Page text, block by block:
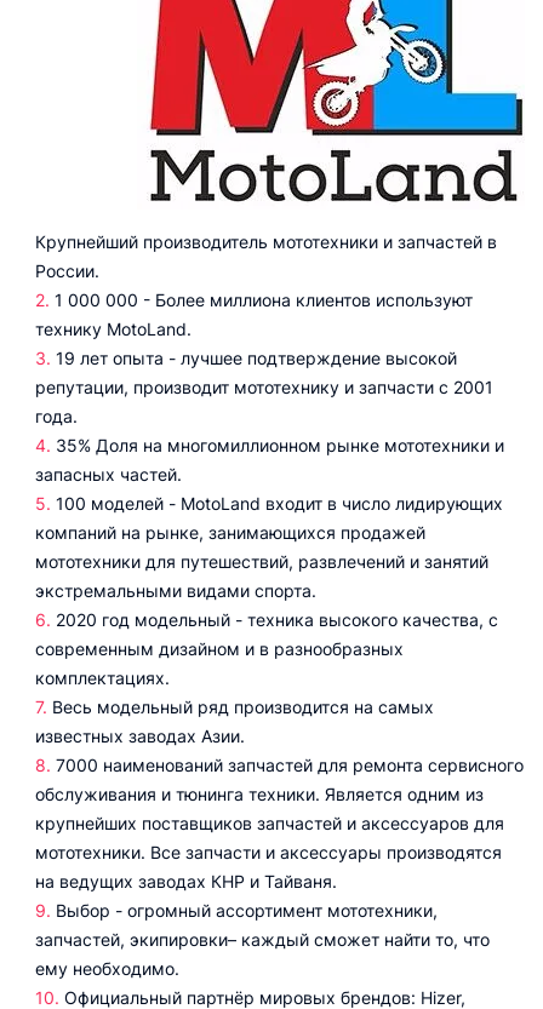
Крупнейший производитель мототехники и запчастей в
России.
1 000 000 - Более миллиона клиентов используют
технику MotoLand.
19 лет опыта - лучшее подтверждение высокой
репутации, производит мототехнику и запчасти с 2001
года.
35% Доля на многомиллионном рынке мототехники и
запасных частей.
100 моделей - MotoLand входит в число лидирующих
компаний на рынке, занимающихся продажей
мототехники для путешествий, развлечений и занятий
экстремальными видами спорта.
2020 год модельный - техника высокого качества, с
современным дизайном и в разнообразных
комплектациях.
Весь модельный ряд производится на самых
известных заводах Азии.
7000 наименований запчастей для ремонта сервисного
обслуживания и тюнинга техники. Является одним из
крупнейших поставщиков запчастей и аксессуаров для
мототехники. Все запчасти и аксессуары производятся
на ведущих заводах КНР и Тайваня.
Выбор - огромный ассортимент мототехники,
запчастей, экипировки– каждый сможет найти то, что
ему необходимо.
Официальный партнёр мировых брендов: Hizer,